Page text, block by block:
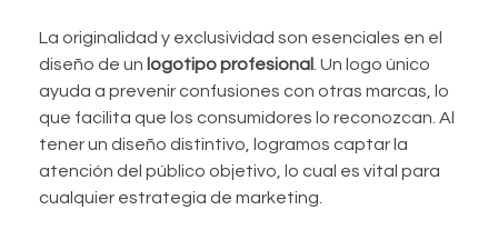
La originalidad y exclusividad son esenciales en el
diseño de un logotipo profesional . Un logo único
ayuda a prevenir confusiones con otras marcas, lo
que facilita que los consumidores lo reconozcan. Al
tener un diseño distintivo, logramos captar la
atención del público objetivo, lo cual es vital para
cualquier estrategia de marketing.